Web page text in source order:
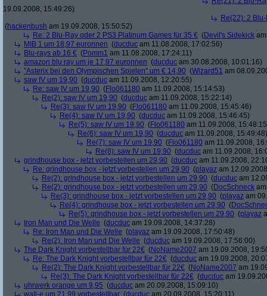
19.09.2008, 15:49:26)
Re(22): 2
(hackenbush am 19.09.2008, 15:50:52)
Re: 2 Blu-Ray oder 2 PS3 Platinum Games für 35 € (Devil's Sidekick
MIB 1 um 18,97 euronnen (ducduc am 11.08.2008, 17:02:56)
Blu-rays ab 16 € (Pomm1 am 11.08.2008, 17:24:11)
amazon blu ray um je 17,97 euronnen (ducduc am 30.08.2008, 10:01:16)
"Asterix bei den Olympischen Spielen" um € 14,90 (Wizard51 am
saw IV um 19,90 (ducduc am 11.09.2008, 12:20:55)
Re: saw IV um 19,90 (Flo061180 am 11.09.2008, 15:14:53)
Re(2): saw IV um 19,90 (ducduc am 11.09.2008, 15:22:14)
Re(3): saw IV um 19,90 (Flo061180 am 11.09.2008, 15:45:46)
Re(4): saw IV um 19,90 (ducduc am 11.09.2008, 15:46:45)
Re(5): saw IV um 19,90 (Flo061180 am 11.09.2008,
Re(6): saw IV um 19,90 (ducduc am 11.09.2008, 15:49:48)
Re(7): saw IV um 19,90 (Flo061180 am 11.09.2008,
Re(8): saw IV um 19,90 (ducduc am 11.09.2008,
grindhouse box - jetzt vorbestellen um 29,90 (ducduc am 11.09.2008,
Re: grindhouse box - jetzt vorbestellen um 29,90 (playaz am
Re(2): grindhouse box - jetzt vorbestellen um 29,90 (ducduc am
Re(2): grindhouse box - jetzt vorbestellen um 29,90 (DocSchneck
Re(3): grindhouse box - jetzt vorbestellen um 29,90 (playaz am
Re(4): grindhouse box - jetzt vorbestellen um 29,90 (
Re(5): grindhouse box - jetzt vorbestellen um 29,90 (playaz
Iron Man und Die Welle (ducduc am 19.09.2008, 14:37:28)
Re: Iron Man und Die Welle (playaz am 19.09.2008, 17:50:48)
Re(2): Iron Man und Die Welle (ducduc am 19.09.2008, 17:56:00)
The Dark Knight vorbestellbar für 22€ (NoName2007 am 19.09.2008,
Re: The Dark Knight vorbestellbar für 22€ (ducduc am 19.09.2008,
Re(2): The Dark Knight vorbestellbar für 22€ (NoName2007 am
Re(3): The Dark Knight vorbestellbar für 22€ (ducduc am
uhrwerk orange um 9,95 (ducduc am 20.09.2008, 15:09:10)
wall-e um 21,99 vorbestellbar (ducduc am 20.09.2008, 15:20:11)